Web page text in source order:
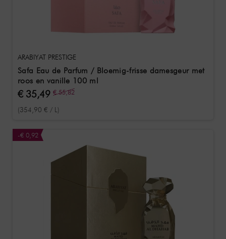
ARABIYAT PRESTIGE
Safa Eau de Parfum / Bloemig-frisse damesgeur met
roos en vanille 100 ml
€ 35,49 € 55,82
(354,90 € / L)
-€ 0,92